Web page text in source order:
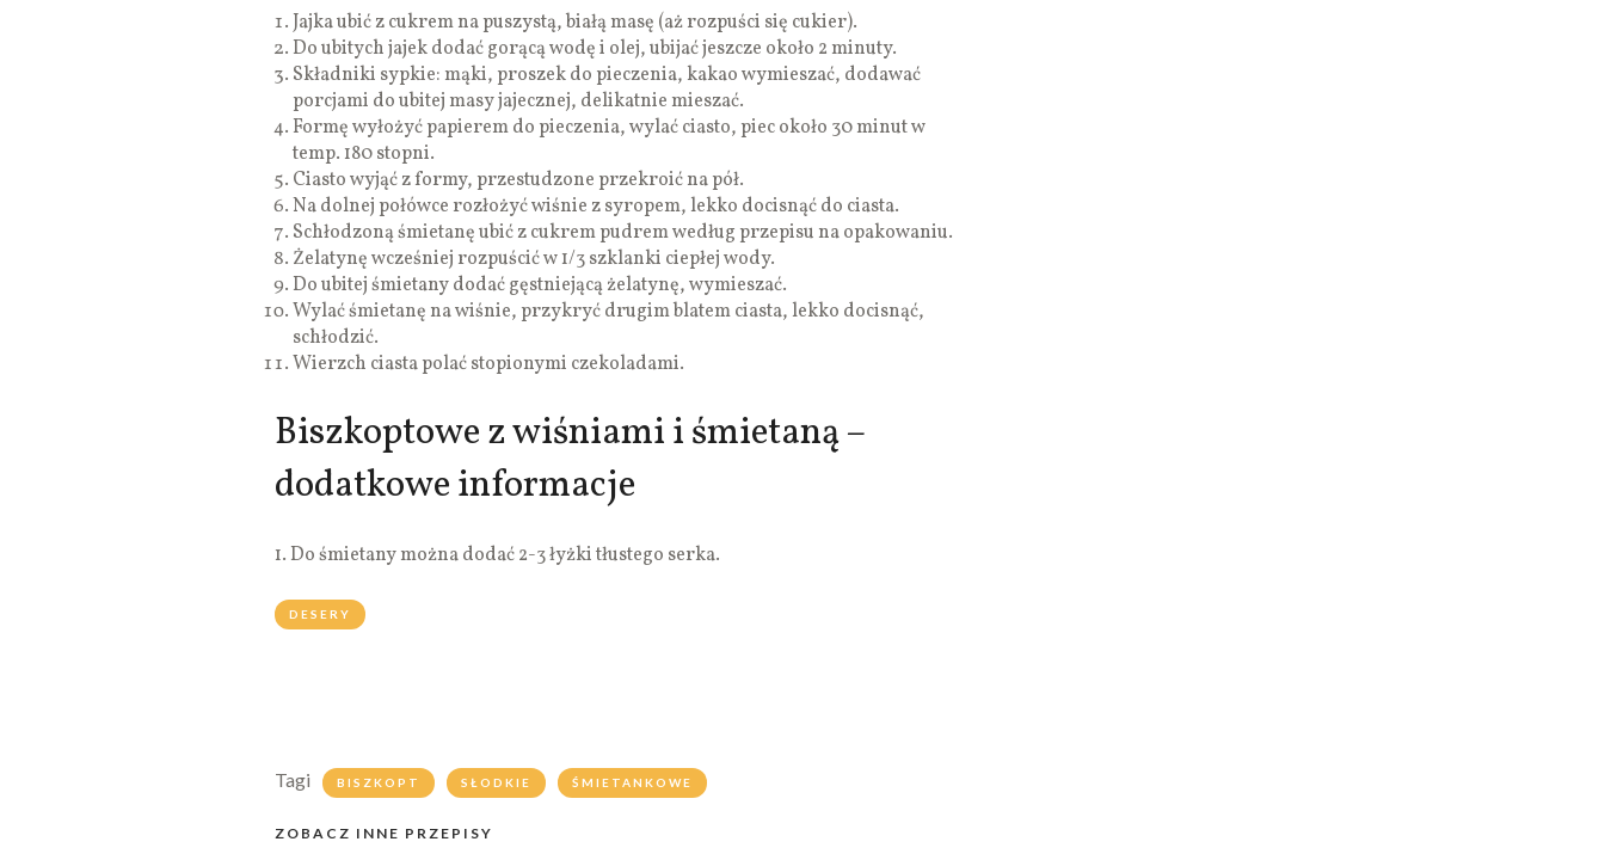
Jajka ubić z cukrem na puszystą, białą masę (aż rozpuści się cukier).
Do ubitych jajek dodać gorącą wodę i olej, ubijać jeszcze około 2 minuty.
Składniki sypkie: mąki, proszek do pieczenia, kakao wymieszać, dodawać
porcjami do ubitej masy jajecznej, delikatnie mieszać.
Formę wyłożyć papierem do pieczenia, wylać ciasto, piec około 30 minut w
temp. 180 stopni.
Ciasto wyjąć z formy, przestudzone przekroić na pół.
Na dolnej połówce rozłożyć wiśnie z syropem, lekko docisnąć do ciasta.
Schłodzoną śmietanę ubić z cukrem pudrem według przepisu na opakowaniu.
Żelatynę wcześniej rozpuścić w 1/3 szklanki ciepłej wody.
Do ubitej śmietany dodać gęstniejącą żelatynę, wymieszać.
Wylać śmietanę na wiśnie, przykryć drugim blatem ciasta, lekko docisnąć,
schłodzić.
Wierzch ciasta polać stopionymi czekoladami.
Biszkoptowe z wiśniami i śmietaną –
dodatkowe informacje
1. Do śmietany można dodać 2-3 łyżki tłustego serka.
DESERY
Tagi BISZKOPT SŁODKIE ŚMIETANKOWE
ZOBACZ INNE PRZEPISY